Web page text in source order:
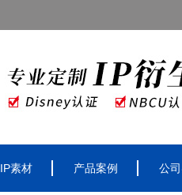
IP素材 产品案例 公